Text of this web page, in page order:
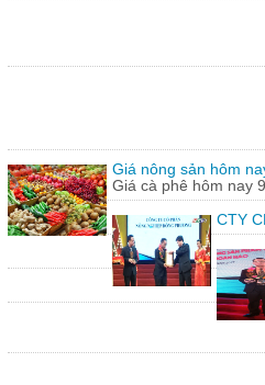
Giá nông sản hôm
Giá cà phê hôm nay
CTY